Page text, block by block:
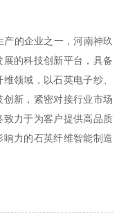
的企业之一，河南神玖
的科技创新平台，具备
领域，以石英电子纱、
新，紧密对接行业市场
力于为客户提供高品质
力的石英纤维智能制造